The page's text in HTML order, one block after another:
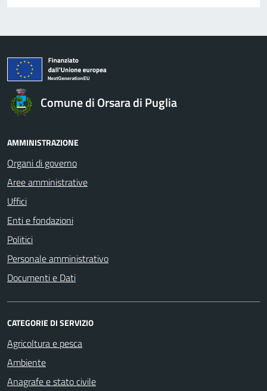
Comune di Orsara di Puglia
AMMINISTRAZIONE
Organi di governo
Aree amministrative
Uffici
Enti e fondazioni
Politici
Personale amministrativo
Documenti e Dati
CATEGORIE DI SERVIZIO
Agricoltura e pesca
Ambiente
Anagrafe e stato civile